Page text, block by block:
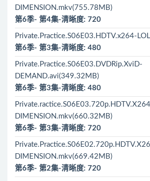
DIMENSION.mkv(755.78MB)
第6季- 第4集-清晰度: 720
Private.Practice.S06E03.HDTV.x264-
第6季- 第3集-清晰度: 480
Private.Practice.S06E03.DVDRip.XviD-
DEMAND.avi(349.32MB)
第6季- 第3集-清晰度: 480
DIMENSION.mkv(660.32MB)
第6季- 第3集-清晰度: 720
DIMENSION.mkv(669.42MB)
第6季- 第2集-清晰度: 720